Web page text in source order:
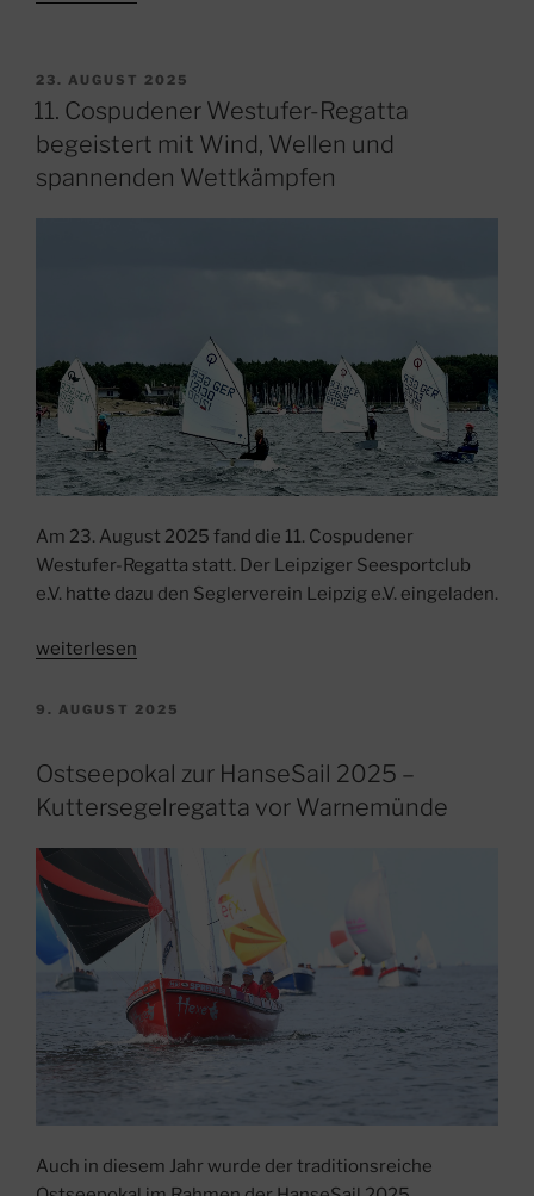
in
die
nationale
Spitze
–
Erfolgreiche
Rangliste
2025“
VERÖFFENTLICHT
AM
23. AUGUST 2025
11. Cospudener Westufer-Regatta
begeistert mit Wind, Wellen und
spannenden Wettkämpfen
Am 23. August 2025 fand die 11. Cospudener
Westufer-Regatta statt. Der Leipziger Seesportclub
e.V. hatte dazu den Seglerverein Leipzig e.V. eingeladen.
„11.
Westufer-
begeistert
Wind,
Wellen
und
spannenden
Wettkämpfen“
weiterlesen
VERÖFFENTLICHT
9. AUGUST 2025
Ostseepokal zur HanseSail 2025 –
Kuttersegelregatta vor Warnemünde
Auch in diesem Jahr wurde der traditionsreiche